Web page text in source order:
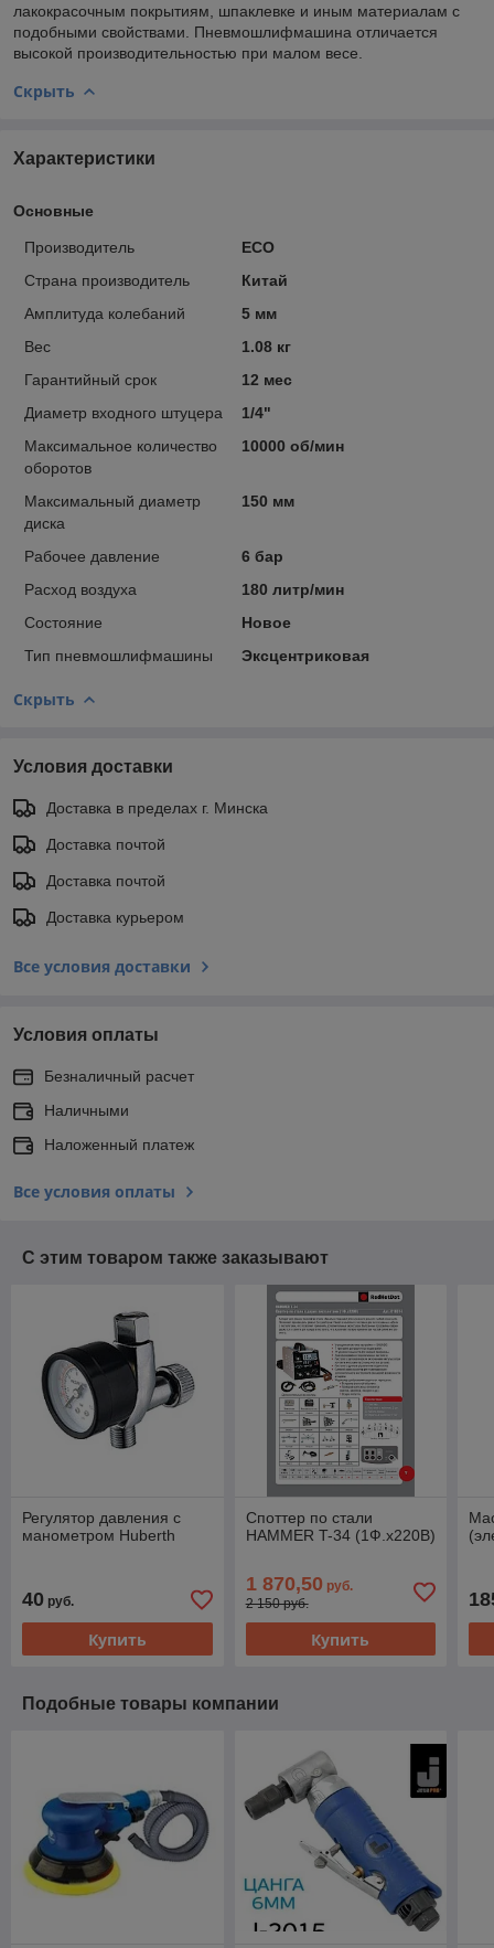
лакокрасочным покрытиям, шпаклевке и иным материалам с
подобными свойствами. Пневмошлифмашина отличается
высокой производительностью при малом весе.
Скрыть
Характеристики
Основные
Производитель
ECO
Страна производитель
Китай
Амплитуда колебаний
5 мм
Вес
1.08 кг
Гарантийный срок
12 мес
Диаметр входного штуцера
1/4"
Максимальное количество
оборотов
10000 об/мин
Максимальный диаметр
диска
150 мм
Рабочее давление
6 бар
Расход воздуха
180 литр/мин
Состояние
Новое
Тип пневмошлифмашины
Эксцентриковая
Скрыть
Условия доставки
Доставка в пределах г. Минска
Доставка почтой
Доставка почтой
Доставка курьером
Все условия доставки
Условия оплаты
Безналичный расчет
Наличными
Наложенный платеж
Все условия оплаты
С этим товаром также заказывают
Регулятор давления с
манометром Huberth
40 руб.
Купить
Споттер по стали
HAMMER T-34 (1Ф.х220B)
1 870,50 руб.
2 150 руб.
Купить
Подобные товары компании